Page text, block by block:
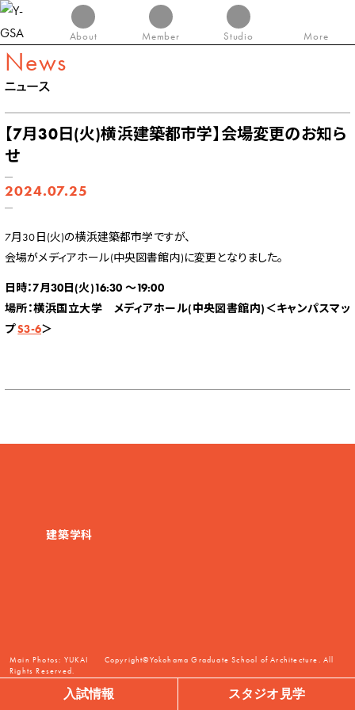
About Member Studio More
入試情報 スタジオ見学
News
ニュース
【7月30日(火)横浜建築都市学】会場変更のお知ら
せ
2024.07.25
7月30日(火)の横浜建築都市学ですが、
会場がメディアホール(中央図書館内)に変更となりました。
日時：7月30日(火)16:30 ～19:00
場所：横浜国立大学 メディアホール(中央図書館内)＜キャンパスマッ
プS3-6＞
建築学科
Main Photos: YUKAI
Copyright©Yokohama Graduate School of Architecture. All
Rights Reserved.